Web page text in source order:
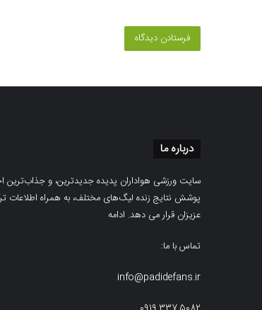
درباره ما
سایت ورزشی هواداران پدیده جدیدترین، و جذاب‌ترین
پوشش نتایج زنده لیگ‌های مختلف، به همراه اطلاعات
عزیزان قرار می دهد. ادامه
تماس با ما:
info@padidefans.ir